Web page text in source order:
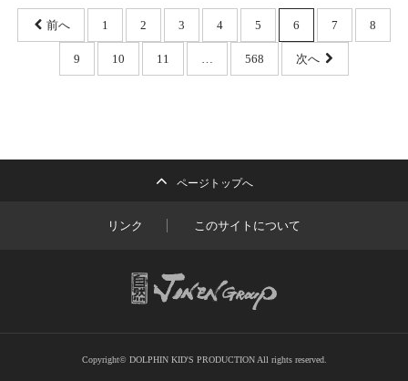
前へ 1 2 3 4 5 6 7 8
9 10 11 … 568 次へ
ページトップへ
リンク このサイトについて
Copyright© DOLPHIN KID'S PRODUCTION All rights reserved.